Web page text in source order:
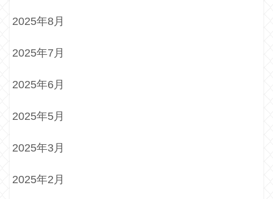
2025年8月
2025年7月
2025年6月
2025年5月
2025年3月
2025年2月